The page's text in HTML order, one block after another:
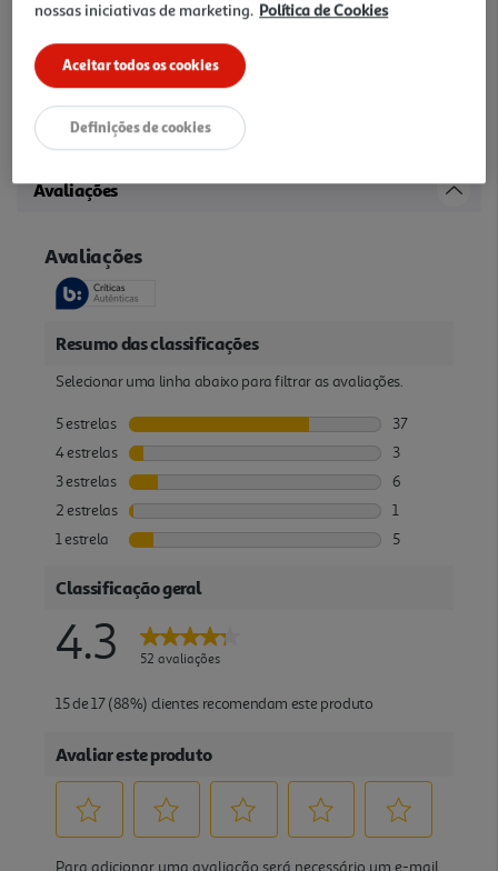
series
Outras características
Cor: Preto (1000 páginas)
Avaliações
nossas iniciativas de marketing. Política de Cookies
Aceitar todos os cookies
Definições de cookies